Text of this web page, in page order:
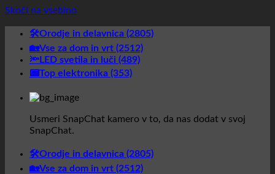
Skoči na vsebino
🛠️Orodje in delavnica (2805)
🏡Vse za dom in vrt (2512)
🔦LED svetila in luči (489)
📟Top elektronika (353)
Usmeri SnapChat kamero v to, da nas dodat v svoj
SnapChat.
🛠️Orodje in delavnica (2805)
🏡Vse za dom in vrt (2512)